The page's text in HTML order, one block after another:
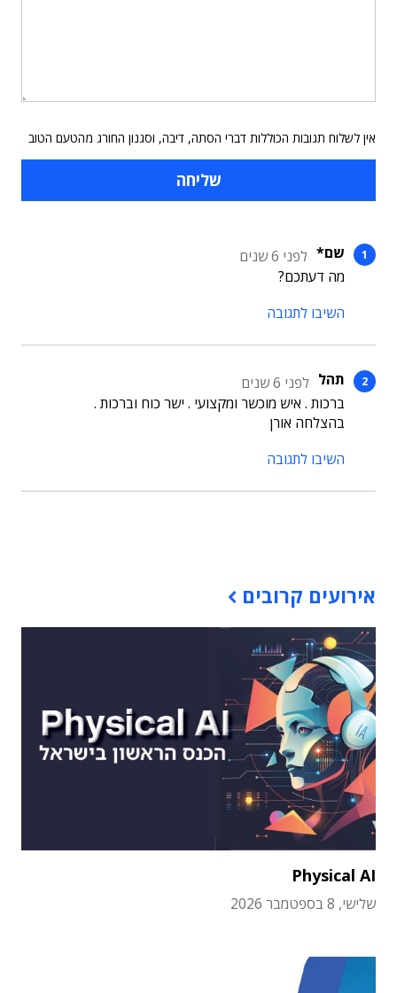
אין לשלוח תגובות הכוללות דברי הסתה, דיבה, וסגנון החורג מהטעם הטוב
שם* לפני 6 שנים
מה דעתכם?
השיבו לתגובה
תהל לפני 6 שנים
ברכות . איש מוכשר ומקצועי . ישר כוח וברכות .
בהצלחה אורן
השיבו לתגובה
אירועים קרובים
Physical AI
שלישי, 8 בספטמבר 2026